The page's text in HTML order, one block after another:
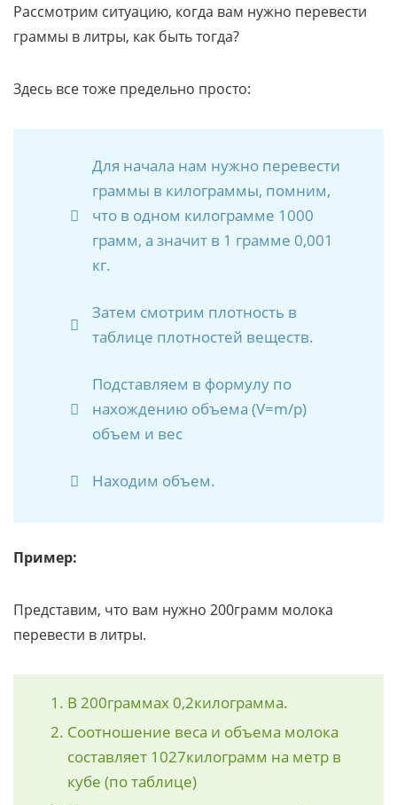
Рассмотрим ситуацию, когда вам нужно перевести
граммы в литры, как быть тогда?
Здесь все тоже предельно просто:
Для начала нам нужно перевести
граммы в килограммы, помним,
что в одном килограмме 1000
грамм, а значит в 1 грамме 0,001
кг.
Затем смотрим плотность в
таблице плотностей веществ.
Подставляем в формулу по
нахождению объема (V=m/p)
объем и вес
Находим объем.
Пример:
Представим, что вам нужно 200грамм молока
перевести в литры.
В 200граммах 0,2килограмма.
Соотношение веса и объема молока
составляет 1027килограмм на метр в
кубе (по таблице)